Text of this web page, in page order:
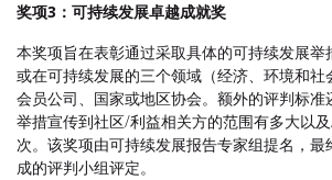
奖项3：可持续发展卓越成就奖
本奖项旨在表彰通过采取具体的可持续发展举
或在可持续发展的三个领域（经济、环境和社
会员公司、国家或地区协会。额外的评判标准
举措宣传到社区/利益相关方的范围有多大以
次。该奖项由可持续发展报告专家组提名，最
成的评判小组评定。